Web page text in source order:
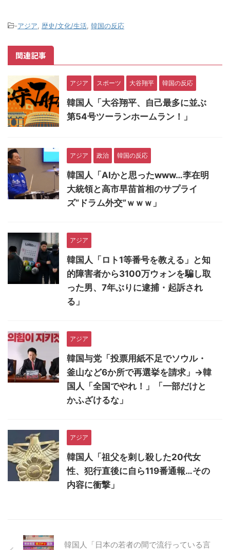
-アジア 歴史/文化/生活 韓国の反応
関連記事
アジア スポーツ 大谷翔平 韓国の反応
韓国人「大谷翔平、自己最多に並ぶ
第54号ツーランホームラン！」
アジア 政治 韓国の反応
韓国人「AIかと思ったwww…李在明
大統領と高市早苗首相のサプライ
ズ“ドラム外交”ｗｗｗ」
アジア
韓国人「ロト1等番号を教える」と知
的障害者から3100万ウォンを騙し取
った男、7年ぶりに逮捕・起訴され
る」
アジア
韓国与党「投票用紙不足でソウル・
釜山など6か所で再選挙を請求」→韓
国人「全国でやれ！」「一部だけと
かふざけるな」
アジア
韓国人「祖父を刺し殺した20代女
性、犯行直後に自ら119番通報…その
内容に衝撃」
韓国人「日本の若者の間で流行っている言